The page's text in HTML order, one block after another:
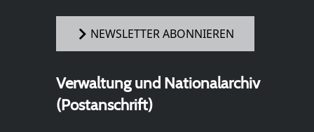
NEWSLETTER ABONNIEREN
Verwaltung und Nationalarchiv
(Postanschrift)